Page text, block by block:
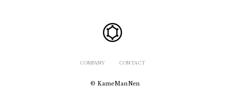
COMPANY CONTACT
© KameManNen